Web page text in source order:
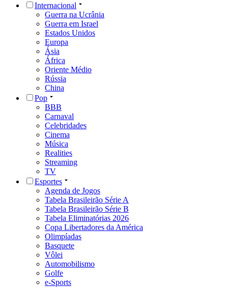
Internacional
Guerra na Ucrânia
Guerra em Israel
Estados Unidos
Europa
Ásia
África
Oriente Médio
Rússia
China
Pop
BBB
Carnaval
Celebridades
Cinema
Música
Realities
Streaming
TV
Esportes
Agenda de Jogos
Tabela Brasileirão Série A
Tabela Brasileirão Série B
Tabela Eliminatórias 2026
Copa Libertadores da América
Olimpíadas
Basquete
Vôlei
Automobilismo
Golfe
e-Sports